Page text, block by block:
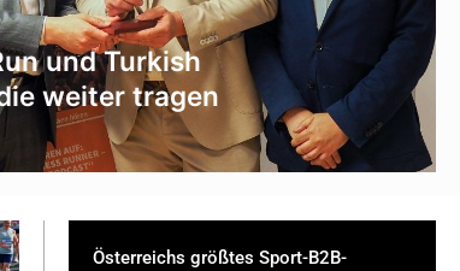
und Turkish
weiter tragen
Österreichs größtes Sport-B2B-